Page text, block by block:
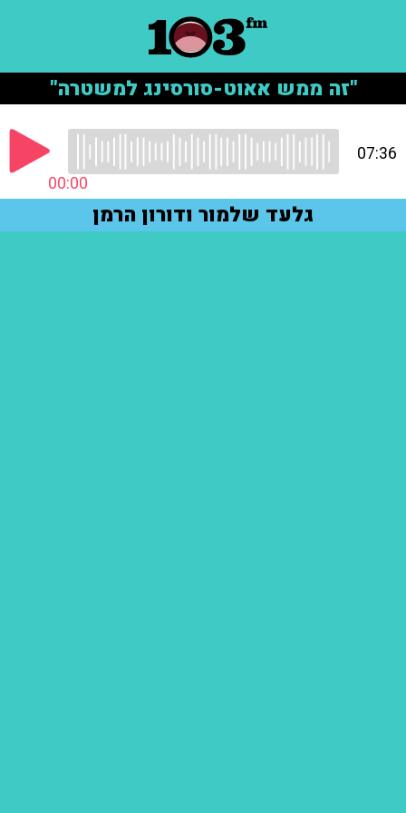
"זה ממש אאוט-סורסינג למשטרה"
00:00
07:36
גלעד שלמור ודורון הרמן